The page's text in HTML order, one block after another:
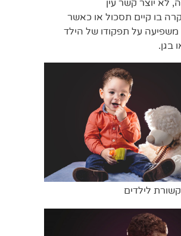
לא יוצר קשר עין
בו קיים תסכול או כאשר
על תפקודו של הילד
בגן.
לילדים